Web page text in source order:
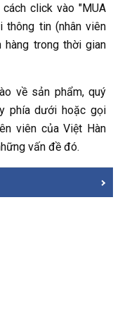
click vào "MUA
thông tin (nhân viên
trong thời gian
về sản phẩm, quý
phía dưới hoặc gọi
viên của Việt Hàn
vấn đề đó.